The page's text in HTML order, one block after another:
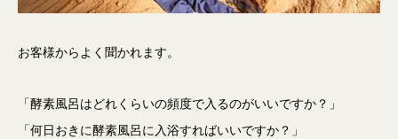
お客様からよく聞かれます。
「酵素風呂はどれくらいの頻度で入るのがいいですか？」
「何日おきに酵素風呂に入浴すればいいですか？」